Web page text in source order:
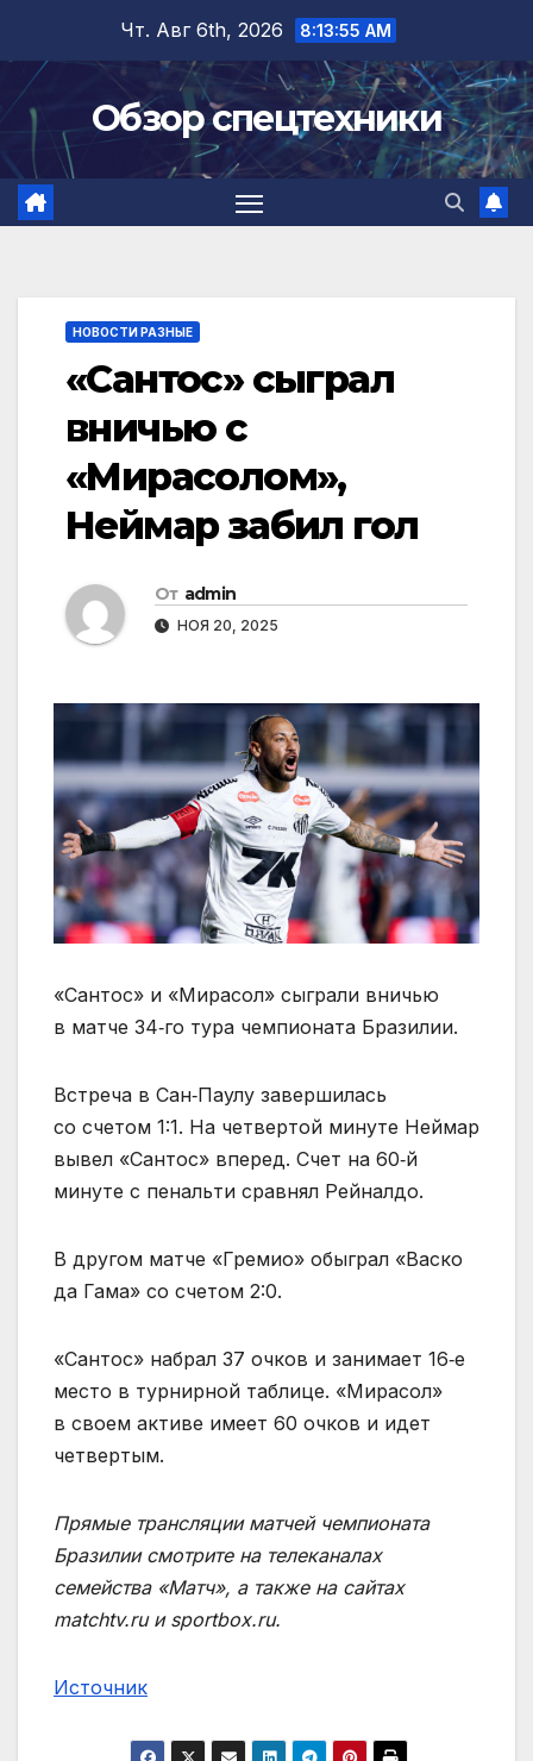
содержимому
Чт. Авг 6th, 2026 8:13:56 AM
Обзор спецтехники
НОВОСТИ РАЗНЫЕ
«Сантос» сыграл
вничью с
«Мирасолом»,
Неймар забил гол
От admin
НОЯ 20, 2025
«Сантос» и «Мирасол» сыграли вничью
в матче 34‑го тура чемпионата Бразилии.
Встреча в Сан‑Паулу завершилась
со счетом 1:1. На четвертой минуте Неймар
вывел «Сантос» вперед. Счет на 60‑й
минуте с пенальти сравнял Рейналдо.
В другом матче «Гремио» обыграл «Васко
да Гама» со счетом 2:0.
«Сантос» набрал 37 очков и занимает 16‑е
место в турнирной таблице. «Мирасол»
в своем активе имеет 60 очков и идет
четвертым.
Прямые трансляции матчей чемпионата
Бразилии смотрите на телеканалах
семейства «Матч», а также на сайтах
matchtv.ru и sportbox.ru.
Источник